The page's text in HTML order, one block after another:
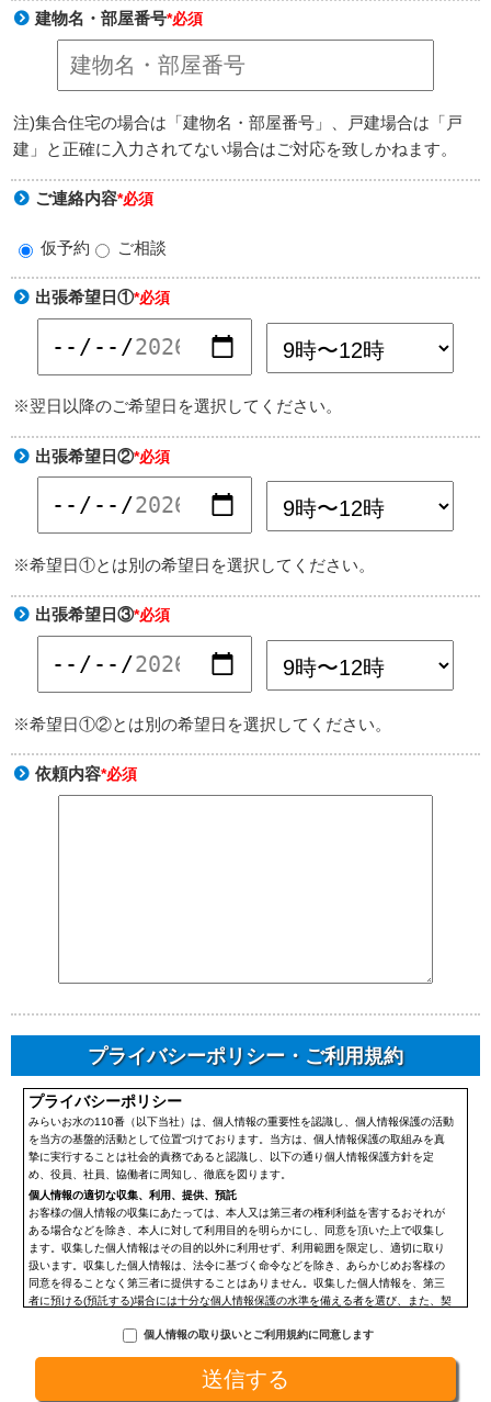
建物名・部屋番号*必須
注)集合住宅の場合は「建物名・部屋番号」、戸建場合は「戸
建」と正確に入力されてない場合はご対応を致しかねます。
ご連絡内容*必須
仮予約 ご相談
出張希望日①*必須
※翌日以降のご希望日を選択してください。
出張希望日②*必須
※希望日①とは別の希望日を選択してください。
出張希望日③*必須
※希望日①②とは別の希望日を選択してください。
依頼内容*必須
プライバシーポリシー・ご利用規約
プライバシーポリシー
みらいお水の110番（以下当社）は、個人情報の重要性を認識し、個人情報保護の活動
を当方の基盤的活動として位置づけております。当方は、個人情報保護の取組みを真
摯に実行することは社会的責務であると認識し、以下の通り個人情報保護方針を定
め、役員、社員、協働者に周知し、徹底を図ります。
個人情報の適切な収集、利用、提供、預託
お客様の個人情報の収集にあたっては、本人又は第三者の権利利益を害するおそれが
ある場合などを除き、本人に対して利用目的を明らかにし、同意を頂いた上で収集し
ます。収集した個人情報はその目的以外に利用せず、利用範囲を限定し、適切に取り
扱います。収集した個人情報は、法令に基づく命令などを除き、あらかじめお客様の
同意を得ることなく第三者に提供することはありません。収集した個人情報を、第三
者に預ける(預託する)場合には十分な個人情報保護の水準を備える者を選び、また、契
開示、訂正、利用停止等の求めに応じる手続
当社が保有する個人情報については、合理的な範囲で速やかに対応いたします。個人
情報の滅失、き損、漏えいおよび不正アクセスなどの予防ならびに是正。当方は、お
個人情報の取り扱いとご利用規約に同意します